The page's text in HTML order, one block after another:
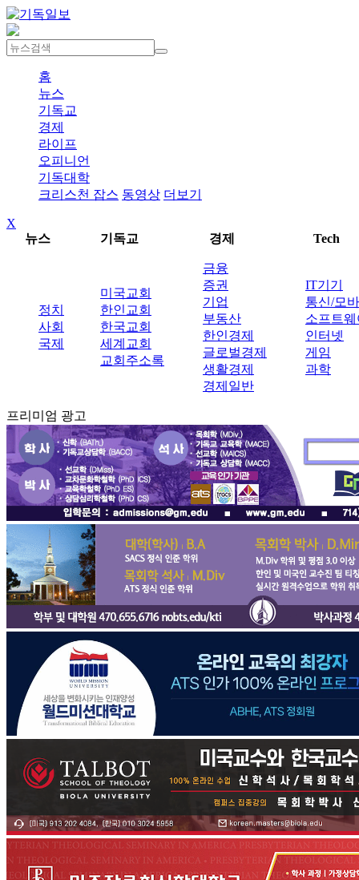
홈
뉴스
기독교
경제
라이프
오피니언
기독대학
크리스천 잡스 동영상 더보기
X
뉴스
기독교 경제 Tech
정치
사회
국제
미국교회
한인교회
한국교회
세계교회
교회주소록
금융
증권
기업
부동산
한인경제
글로벌경제
생활경제
경제일반
IT기기
통신/모
소프트웨
인터넷
게임
과학
프리미엄 광고